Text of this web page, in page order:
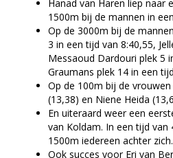
Hanad van Haren liep naar
1500m bij de mannen in
Op de 3000m bij de
3 in een tijd van 8:40,55,
Messaoud Dardouri plek 5
Graumans plek 14 in een
Op de 100m bij de
(13,38) en Niene Heida
En uiteraard weer een
van Koldam. In een tijd van
1500m iedereen achter zich.
Ook succes voor Eri van